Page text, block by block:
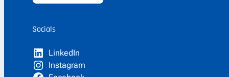
Socials
LinkedIn
Instagram